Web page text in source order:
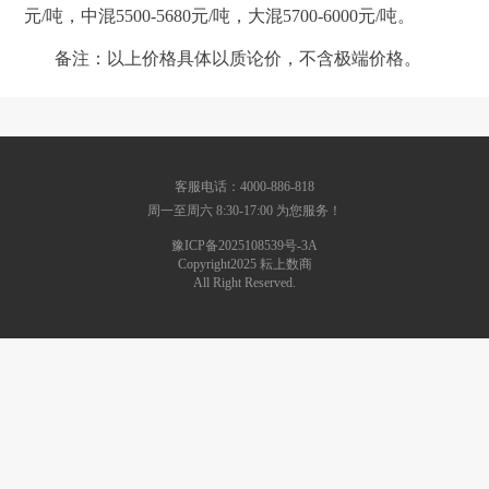
元/吨，中混5500-5680元/吨，大混5700-6000元/吨。
备注：以上价格具体以质论价，不含极端价格。
客服电话：4000-886-818
周一至周六 8:30-17:00 为您服务！
豫ICP备2025108539号-3A
Copyright2025 耘上数商
All Right Reserved.